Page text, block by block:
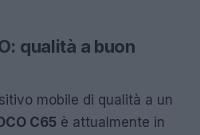
qualità a buon
mobile di qualità a un
C65 è attualmente in